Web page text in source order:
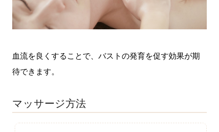
血流を良くすることで、バストの発育を促す効果が期
待できます。
マッサージ方法